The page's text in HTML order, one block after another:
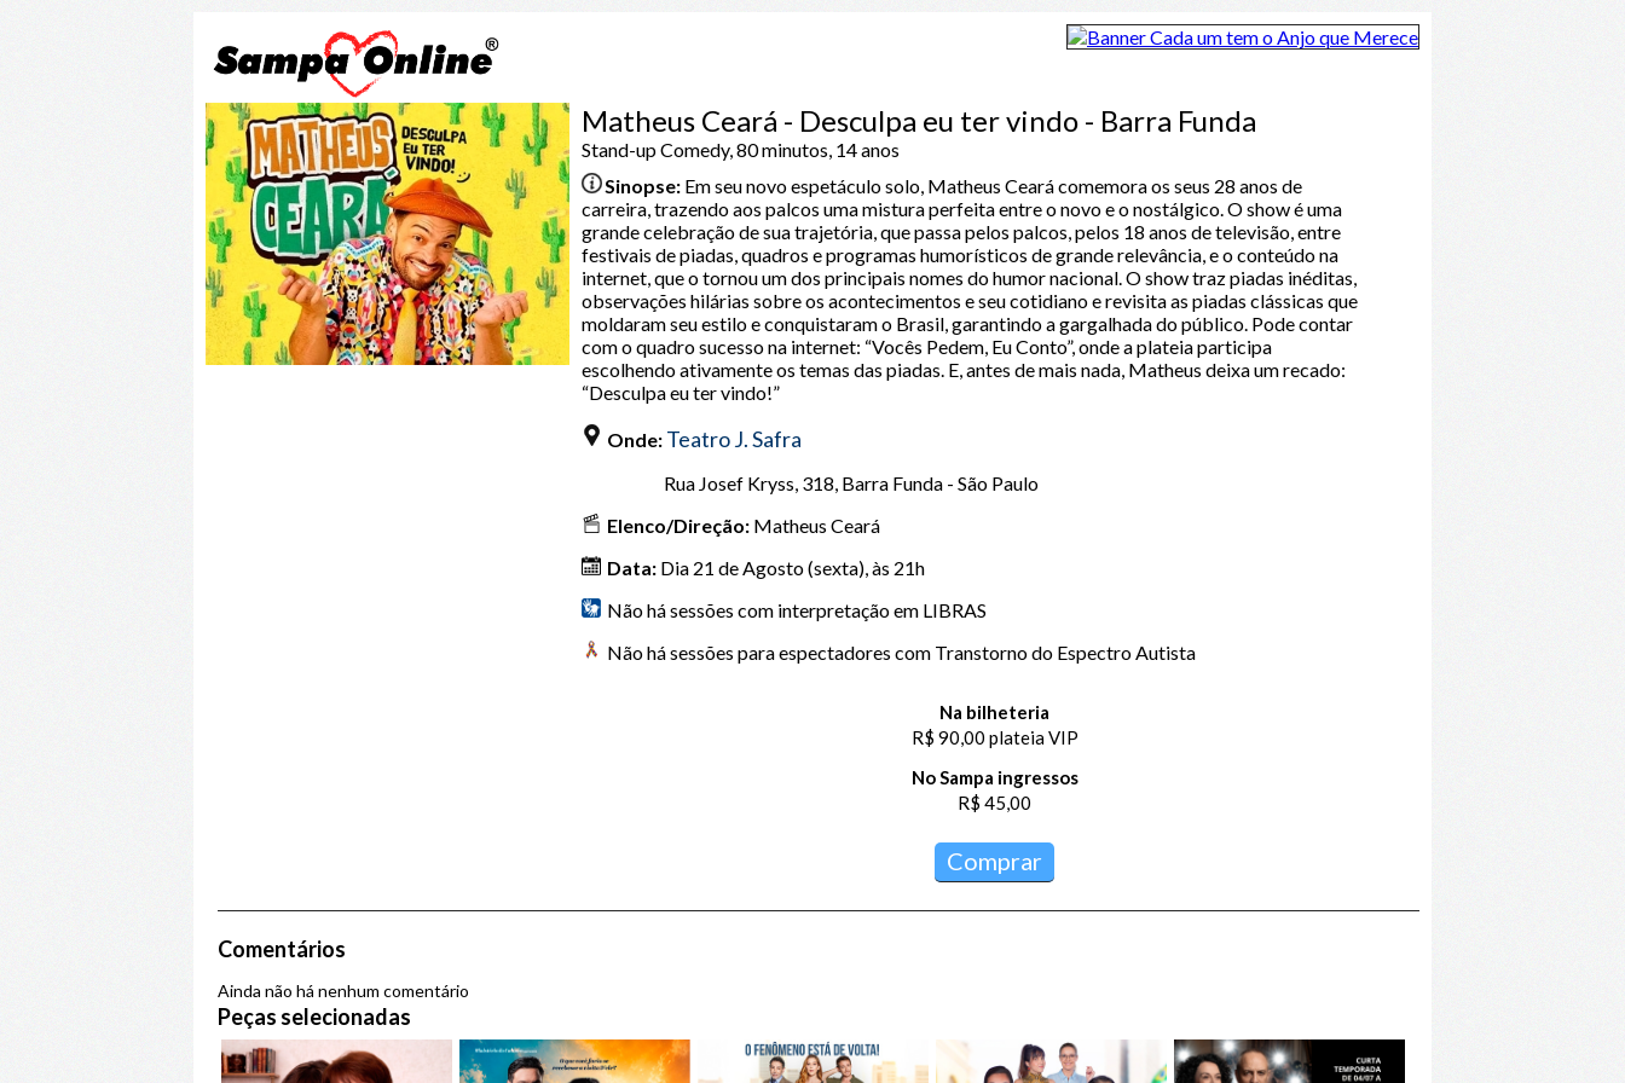
Matheus Ceará - Desculpa eu ter vindo - Barra Funda
Stand-up Comedy, 80 minutos, 14 anos
Sinopse: Em seu novo espetáculo solo, Matheus Ceará comemora os seus 28 anos de
carreira, trazendo aos palcos uma mistura perfeita entre o novo e o nostálgico. O show é uma
grande celebração de sua trajetória, que passa pelos palcos, pelos 18 anos de televisão, entre
festivais de piadas, quadros e programas humorísticos de grande relevância, e o conteúdo na
internet, que o tornou um dos principais nomes do humor nacional. O show traz piadas inéditas,
observações hilárias sobre os acontecimentos e seu cotidiano e revisita as piadas clássicas que
moldaram seu estilo e conquistaram o Brasil, garantindo a gargalhada do público. Pode contar
com o quadro sucesso na internet: “Vocês Pedem, Eu Conto”, onde a plateia participa
escolhendo ativamente os temas das piadas. E, antes de mais nada, Matheus deixa um recado:
“Desculpa eu ter vindo!”
Onde: Teatro J. Safra
Rua Josef Kryss, 318, Barra Funda - São Paulo
Elenco/Direção: Matheus Ceará
Data: Dia 21 de Agosto (sexta), às 21h
Não há sessões com interpretação em LIBRAS
Não há sessões para espectadores com Transtorno do Espectro Autista
Na bilheteria
R$ 90,00 plateia VIP
No Sampa ingressos
R$ 45,00
Comprar
Comentários
Ainda não há nenhum comentário
Peças selecionadas